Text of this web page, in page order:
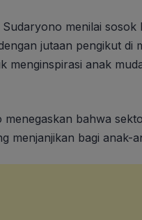
menilai sosok
jutaan pengikut di
menginspirasi anak
menegaskan bahwa
menjanjikan bagi anak-